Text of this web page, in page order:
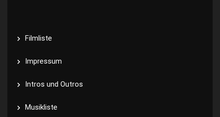
Filmliste
Impressum
Intros und Outros
Musikliste